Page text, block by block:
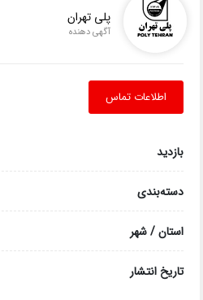
پلی تهران
آگهی دهنده
اطلاعات تماس
بازدید
دسته‌بندی
استان / شهر
تاریخ انتشار